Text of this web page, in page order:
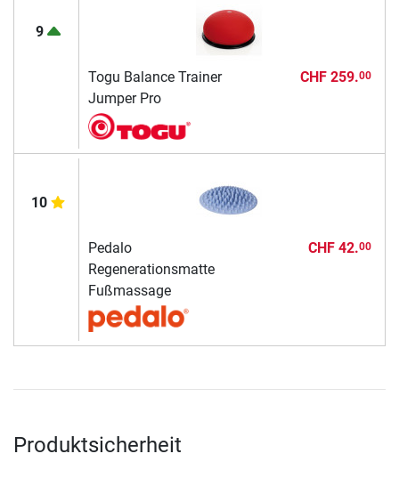
9
Togu Balance Trainer
Jumper Pro
CHF 259.00
10
Pedalo
Regenerationsmatte
Fußmassage
CHF 42.00
Produktsicherheit